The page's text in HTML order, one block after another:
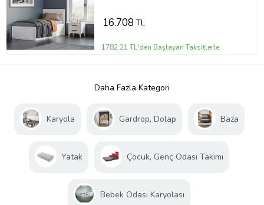
16.708TL
1782,21 TL'den Başlayan Taksitlerle
Daha Fazla Kategori
Karyola Gardrop, Dolap Baza
Yatak Çocuk, Genç Odası Takımı
Bebek Odası Karyolası